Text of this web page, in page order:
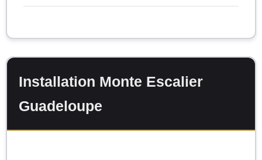
Installation Monte Escalier
Guadeloupe